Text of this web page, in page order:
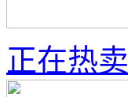
正在热卖